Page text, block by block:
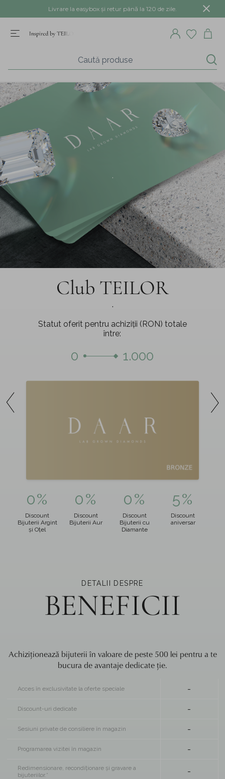
Livrare la easybox și retur până la 120 de zile.
.
Club TEILOR
.
Statut oferit pentru achiziții (RON) totale
între:
0 1.000
0%
Discount
Bijuterii Argint
și Oțel
0%
Discount
Bijuterii Aur
0%
Discount
Bijuterii cu
Diamante
5%
Discount
aniversar
DETALII DESPRE
BENEFICII
Achiziționează bijuterii în valoare de peste 500 lei pentru a te
bucura de avantaje dedicate ție.
Acces în exclusivitate la oferte speciale -
Discount-uri dedicate -
Sesiuni private de consiliere în magazin -
Programarea vizitei în magazin -
Redimensionare, recondiționare și gravare a
bijuteriilor.*
-